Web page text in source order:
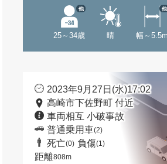
25～34歳
他
晴 幅～5.5m
他
2023年9月27日(水)17:02
高崎市下佐野町 付近
車両相互 小破事故
普通乗用車(2)
死亡(0) 負傷(1)
距離808m